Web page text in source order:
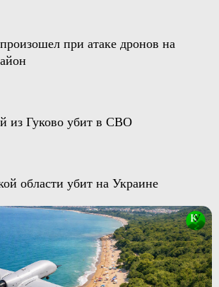
при атаке дронов на
из Гуково убит в СВО
области убит на Украине